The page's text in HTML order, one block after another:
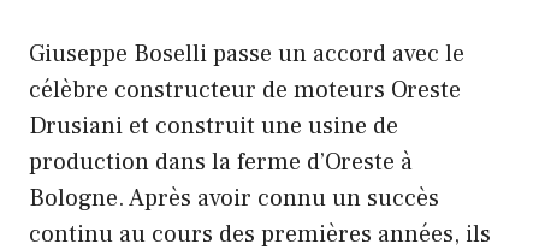
Giuseppe Boselli passe un accord avec le
célèbre constructeur de moteurs Oreste
Drusiani et construit une usine de
production dans la ferme d’Oreste à
Bologne. Après avoir connu un succès
continu au cours des premières années, ils